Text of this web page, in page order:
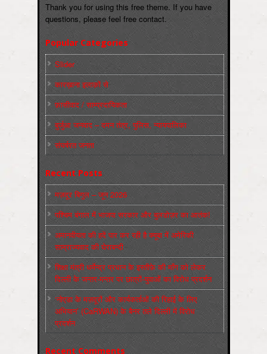
Thank you for using this free theme. If you have
questions, please feel free contact.
Popular Categories
Slider
कारख़ाना इलाक़ों से
फ़ासीवाद / साम्‍प्रदायिकता
बुर्जुआ जनवाद – दमन तंत्र, पुलिस, न्‍यायपालिका
संघर्षरत जनता
Recent Posts
मज़दूर बिगुल – जून 2026
पश्चिम बंगाल में भाजपा सरकार और बुलडोज़र का आतंक!
अमानवीयता की हदें पार कर रही है क्यूबा में अमेरिकी
साम्राज्यवाद की घेराबन्दी
शिक्षा मंत्री धर्मेन्द्र प्रधान के इस्तीफ़े की माँग को लेकर
दिल्ली के जन्तर-मन्तर पर छात्रों-युवाओं का विरोध प्रदर्शन
‘नोएडा के मज़दूरों और कार्यकर्ताओं की रिहाई के लिए
अभियान’ (CaRWAN) के बैनर तले दिल्ली में विरोध
प्रदर्शन
Recent Comments